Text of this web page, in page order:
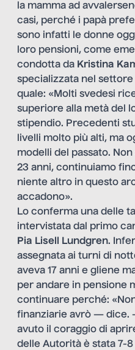
la mamma ad
casi, perché i papà
sono infatti le donne
loro pensioni, come
condotta da Kristina
specializzata nel
quale: «Molti svedesi
superiore alla metà del
stipendio. Precedenti
livelli molto più alti, ma
modelli del passato.
23 anni, continuiamo
niente altro in questo
accadono».
Lo conferma una delle
intervistata dal primo
Pia Lisell Lundgren.
assegnata ai turni di
aveva 17 anni e gliene
per andare in pensione
continuare perché:
finanziarie avrò — dice.
avuto il coraggio di
delle Autorità è stata 7-